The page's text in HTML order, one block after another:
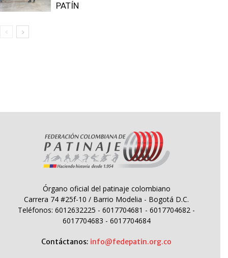
PATÍN
Órgano oficial del patinaje colombiano
Carrera 74 #25f-10 / Barrio Modelia - Bogotá D.C.
Teléfonos: 6012632225 - 6017704681 - 6017704682 -
6017704683 - 6017704684
Contáctanos: info@fedepatin.org.co